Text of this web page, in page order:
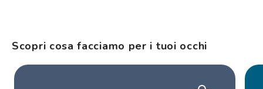
Scopri cosa facciamo per i tuoi occhi